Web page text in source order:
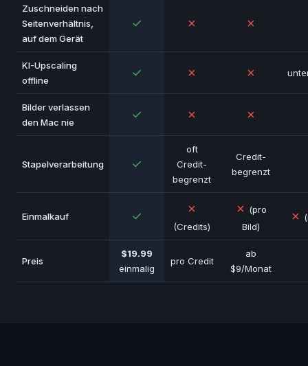
Zuschneiden nach
Seitenverhältnis,
auf dem Gerät
✓ ✗ ✗
KI-Upscaling
offline
✓ ✗ ✗
Bilder verlassen
den Mac nie
✓ ✗ ✗
Stapelverarbeitung ✓
oft
Credit-
begrenzt
Credit-
begrenzt
Einmalkauf ✓
✗
(Credits)
✗ (pro
Bild)
✗
Preis
$19.99
einmalig
pro Credit
ab
$9/Monat